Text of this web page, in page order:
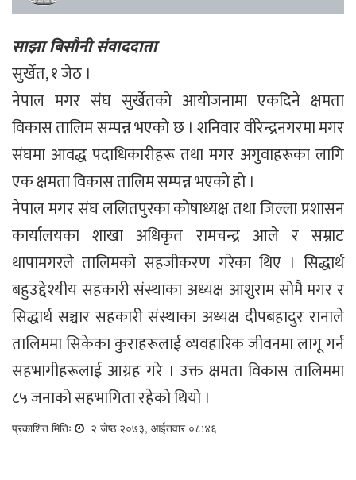
साझा बिसौनी संवाददाता
सुर्खेत, १ जेठ ।
नेपाल मगर संघ सुर्खेतको आयोजनामा एकदिने क्षमता
विकास तालिम सम्पन्न भएको छ । शनिवार वीरेन्द्रनगरमा मगर
संघमा आवद्ध पदाधिकारीहरू तथा मगर अगुवाहरूका लागि
एक क्षमता विकास तालिम सम्पन्न भएको हो ।
नेपाल मगर संघ ललितपुरका कोषाध्यक्ष तथा जिल्ला प्रशासन
कार्यालयका शाखा अधिकृत रामचन्द्र आले र सम्राट
थापामगरले तालिमको सहजीकरण गरेका थिए । सिद्धार्थ
बहुउद्देश्यीय सहकारी संस्थाका अध्यक्ष आशुराम सोमै मगर र
सिद्धार्थ सञ्चार सहकारी संस्थाका अध्यक्ष दीपबहादुर रानाले
तालिममा सिकेका कुराहरूलाई व्यवहारिक जीवनमा लागू गर्न
सहभागीहरूलाई आग्रह गरे । उक्त क्षमता विकास तालिममा
८५ जनाको सहभागिता रहेको थियो ।
प्रकाशित मितिः २ जेष्ठ २०७३, आईतवार ०८:४६